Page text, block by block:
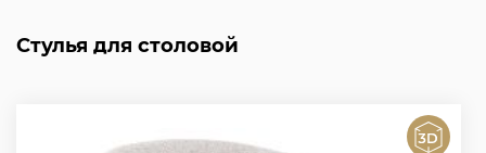
Стулья для столовой